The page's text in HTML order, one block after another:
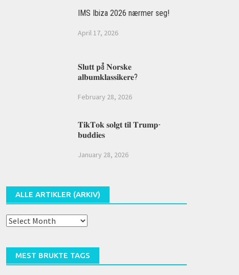
IMS Ibiza 2026 nærmer seg!
April 17, 2026
𝐒𝐥𝐮𝐭𝐭 𝐩å 𝐍𝐨𝐫𝐬𝐤𝐞
𝐚𝐥𝐛𝐮𝐦𝐤𝐥𝐚𝐬𝐬𝐢𝐤𝐞𝐫𝐞?
February 28, 2026
𝐓𝐢𝐤𝐓𝐨𝐤 𝐬𝐨𝐥𝐠𝐭 𝐭𝐢𝐥 𝐓𝐫𝐮𝐦𝐩-
𝐛𝐮𝐝𝐝𝐢𝐞𝐬
January 28, 2026
ALLE ARTIKLER (ARKIV)
Alle
(arkiv)
MEST BRUKTE TAGS